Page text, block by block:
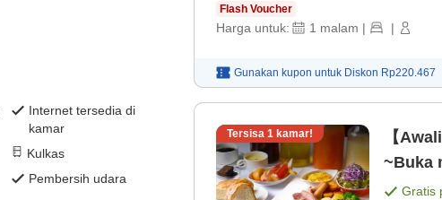
Internet tersedia di
kamar
Kulkas
Pembersih udara
Flash Voucher
Harga untuk: 1 malam | |
Gunakan kupon untuk Diskon Rp220.467
Tersisa 1 kamar!
【
~Buka
Gratis